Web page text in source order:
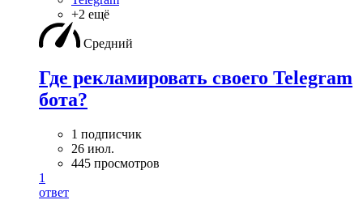
+2 ещё
Средний
Где рекламировать своего Telegram
бота?
1 подписчик
26 июл.
445 просмотров
1
ответ